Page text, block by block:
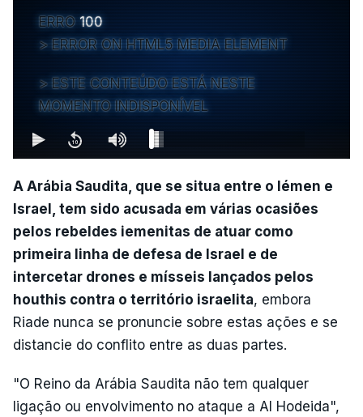
ERRO 100
ERROR ON HTML5 MEDIA ELEMENT
ESTE CONTEÚDO ESTÁ NESTE
MOMENTO INDISPONÍVEL
A Arábia Saudita, que se situa entre o Iémen e
Israel, tem sido acusada em várias ocasiões
pelos rebeldes iemenitas de atuar como
primeira linha de defesa de Israel e de
intercetar drones e mísseis lançados pelos
houthis contra o território israelita, embora
Riade nunca se pronuncie sobre estas ações e se
distancie do conflito entre as duas partes.
"O Reino da Arábia Saudita não tem qualquer
ligação ou envolvimento no ataque a Al Hodeida",